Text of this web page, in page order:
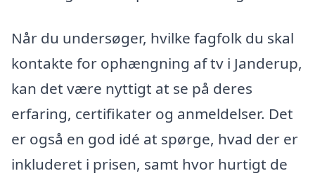
Når du undersøger, hvilke fagfolk du skal
kontakte for ophængning af tv i Janderup,
kan det være nyttigt at se på deres
erfaring, certifikater og anmeldelser. Det
er også en god idé at spørge, hvad der er
inkluderet i prisen, samt hvor hurtigt de